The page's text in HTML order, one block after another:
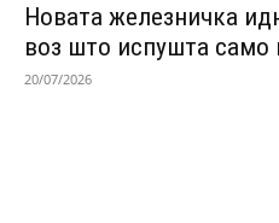
Новата железничка
воз што испушта само
20/07/2026